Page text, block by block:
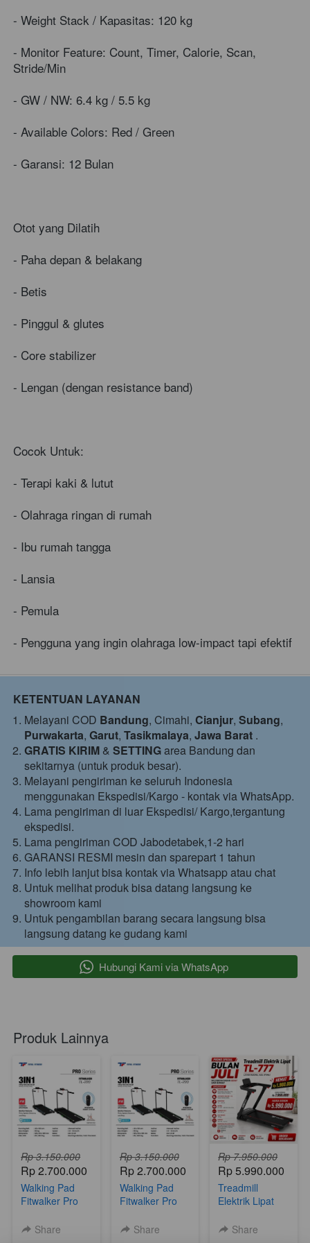
- Weight Stack / Kapasitas: 120 kg
- Monitor Feature: Count, Timer, Calorie, Scan,
Stride/Min
- GW / NW: 6.4 kg / 5.5 kg
- Available Colors: Red / Green
- Garansi: 12 Bulan
Otot yang Dilatih
- Paha depan & belakang
- Betis
- Pinggul & glutes
- Core stabilizer
- Lengan (dengan resistance band)
Cocok Untuk:
- Terapi kaki & lutut
- Olahraga ringan di rumah
- Ibu rumah tangga
- Lansia
- Pemula
- Pengguna yang ingin olahraga low-impact tapi efektif
KETENTUAN LAYANAN
Melayani COD Bandung, Cimahi, Cianjur, Subang
Purwakarta, Garut, Tasikmalaya, Jawa Barat .
GRATIS KIRIM & SETTING area Bandung dan
sekitarnya (untuk produk besar).
Melayani pengiriman ke seluruh Indonesia
menggunakan Ekspedisi/Kargo - kontak via WhatsApp.
Lama pengiriman di luar Ekspedisi/ Kargo,tergantung
ekspedisi.
Lama pengiriman COD Jabodetabek,1-2 hari
GARANSI RESMI mesin dan sparepart 1 tahun
Info lebih lanjut bisa kontak via Whatsapp atau chat
Untuk melihat produk bisa datang langsung ke
showroom kami
Untuk pengambilan barang secara langsung bisa
langsung datang ke gudang kami
` Hubungi Kami via WhatsApp
Produk Lainnya
Rp 3.150.000
Rp 2.700.000
Walking Pad
Fitwalker Pro
Fitness TL 220
Share
Rp 3.150.000
Rp 2.700.000
Walking Pad
Fitwalker Pro
Fitness TL 220
Share
Rp 7.950.000
Rp 5.990.000
Treadmill
Elektrik Lipat
777 2HP Auto
Share